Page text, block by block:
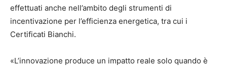
effettuati anche nell’ambito degli strumenti di
incentivazione per l’efficienza energetica, tra cui i
Certificati Bianchi.
«L’innovazione produce un impatto reale solo quando è